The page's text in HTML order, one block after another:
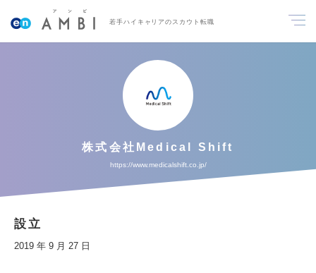
若手ハイキャリアのスカウト転職
株式会社Medical Shift
https://www.medicalshift.co.jp/
設立
2019 年 9 月 27 日